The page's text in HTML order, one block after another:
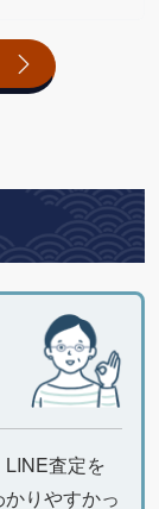
査定を
りやすかっ